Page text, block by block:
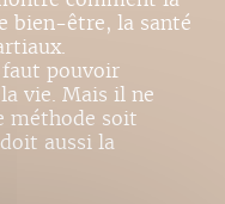
bien-être, la santé
pouvoir
vie. Mais il ne
méthode soit
aussi la